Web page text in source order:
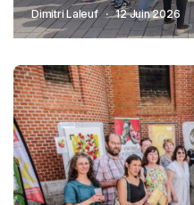
Dimitri Laleuf 12 Juin 2026